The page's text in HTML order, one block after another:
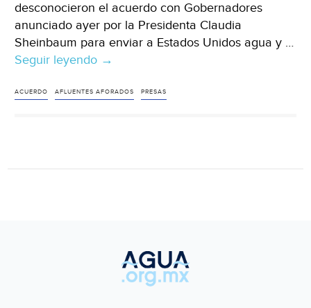
desconocieron el acuerdo con Gobernadores
anunciado ayer por la Presidenta Claudia
Sheinbaum para enviar a Estados Unidos agua y …
Seguir leyendo México
Productores
→
ACUERDO AFLUENTES AFORADOS PRESAS